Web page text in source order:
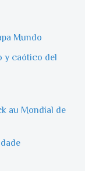
Mundo
y caótico del
au Mondial de